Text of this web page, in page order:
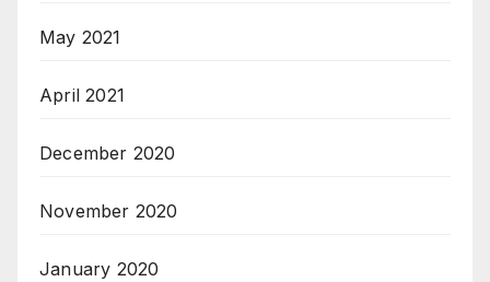
May 2021
April 2021
December 2020
November 2020
January 2020